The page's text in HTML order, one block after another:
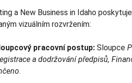
a New Business in Idaho
vizuálním rozvržením:
pracovní postup: Sloupce
a dodržování předpisů,
.